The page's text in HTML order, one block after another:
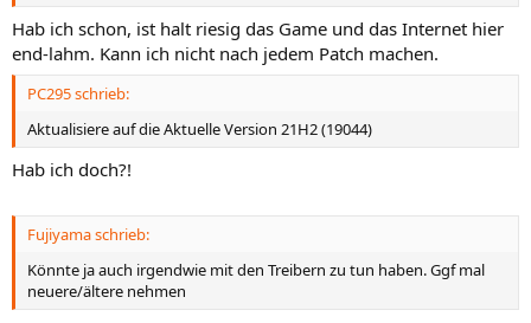
Hab ich schon, ist halt riesig das Game und das Internet hier
end-lahm. Kann ich nicht nach jedem Patch machen.
PC295 schrieb:
Aktualisiere auf die Aktuelle Version 21H2 (19044)
Hab ich doch?!
Fujiyama schrieb:
Könnte ja auch irgendwie mit den Treibern zu tun haben. Ggf mal
neuere/ältere nehmen